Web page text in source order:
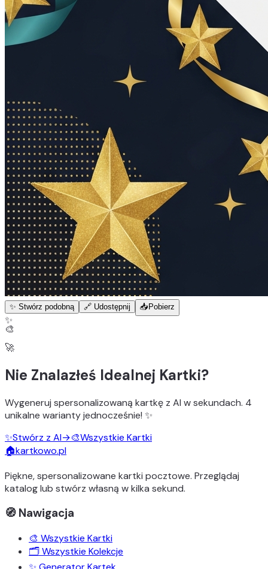
✨ Stwórz podobną 🔗 Udostępnij 📥 Pobierz
✨
🎨
🚀
Nie Znalazłeś Idealnej Kartki?
Wygeneruj spersonalizowaną kartkę z AI w sekundach. 4
unikalne wariantyjednocześnie! ✨
✨Stwórz z AI→🎨Wszystkie Kartki
🏠kartkowo.pl
Piękne, spersonalizowane kartki pocztowe. Przeglądaj
katalog lub stwórz własną w kilka sekund.
🧭 Nawigacja
🎨 Wszystkie Kartki
🗂️ Wszystkie Kolekcje